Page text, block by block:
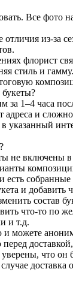
Все фото
из-за
флорист
стиль и гамму.
букеты?
за 1–4 часа
и
указанный
не включены в
есть
и добавить
состав
что-то по
и т.д.
можете
что он
доставка